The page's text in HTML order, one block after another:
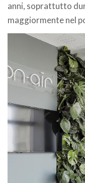
anni, soprattutto
maggiormente nel